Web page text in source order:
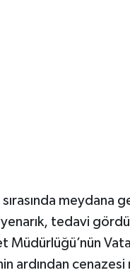
meydana
tedavi
Müdürlüğü’nün
ardından cenazesi